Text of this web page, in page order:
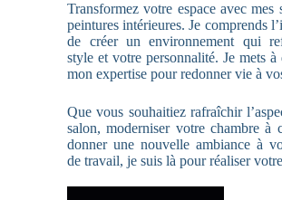
Transformez votre espace avec mes
peintures intérieures. Je comprends
de créer un environnement qui
style et votre personnalité. Je mets à
mon expertise pour redonner vie à
Que vous souhaitiez rafraîchir
salon, moderniser votre chambre à
donner une nouvelle ambiance à
de travail, je suis là pour réaliser